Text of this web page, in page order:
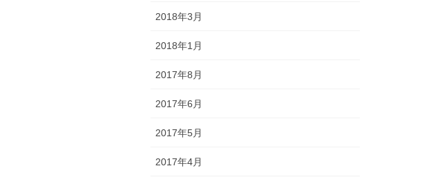
2018年3月
2018年1月
2017年8月
2017年6月
2017年5月
2017年4月